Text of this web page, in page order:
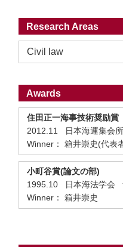
Research Areas
Civil law
Awards
住田正一海事技術奨励賞
2012.11 日本海運集会
Winner： 箱井崇史(代表
小町谷賞(論文の部)
1995.10 日本海法学会
Winner： 箱井崇史